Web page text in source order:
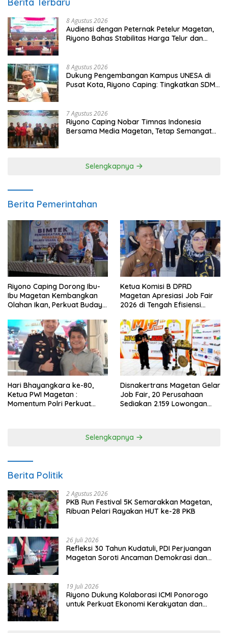
Berita Terbaru
8 Agustus 2026
Audiensi dengan Peternak Petelur Magetan,
Riyono Bahas Stabilitas Harga Telur dan
8 Agustus 2026
Dukung Pengembangan Kampus UNESA di
Pusat Kota, Riyono Caping: Tingkatkan SDM
7 Agustus 2026
Riyono Caping Nobar Timnas Indonesia
Bersama Media Magetan, Tetap Semangat
Selengkapnya
Berita Pemerintahan
Riyono Caping Dorong Ibu-
Ibu Magetan Kembangkan
Olahan Ikan, Perkuat Budaya
Ketua Komisi B DPRD
Magetan Apresiasi Job Fair
2026 di Tengah Efisiensi
Hari Bhayangkara ke-80,
Ketua PWI Magetan :
Momentum Polri Perkuat
Disnakertrans Magetan Gelar
Job Fair, 20 Perusahaan
Sediakan 2.159 Lowongan
Selengkapnya
Berita Politik
2 Agustus 2026
PKB Run Festival 5K Semarakkan Magetan,
Ribuan Pelari Rayakan HUT ke-28 PKB
26 Juli 2026
Refleksi 30 Tahun Kudatuli, PDI Perjuangan
Magetan Soroti Ancaman Demokrasi dan
19 Juli 2026
Riyono Dukung Kolaborasi ICMI Ponorogo
untuk Perkuat Ekonomi Kerakyatan dan